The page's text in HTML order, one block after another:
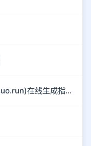
3分钟搞定防红链接！快缩短网址(suo.run)在线生成指南